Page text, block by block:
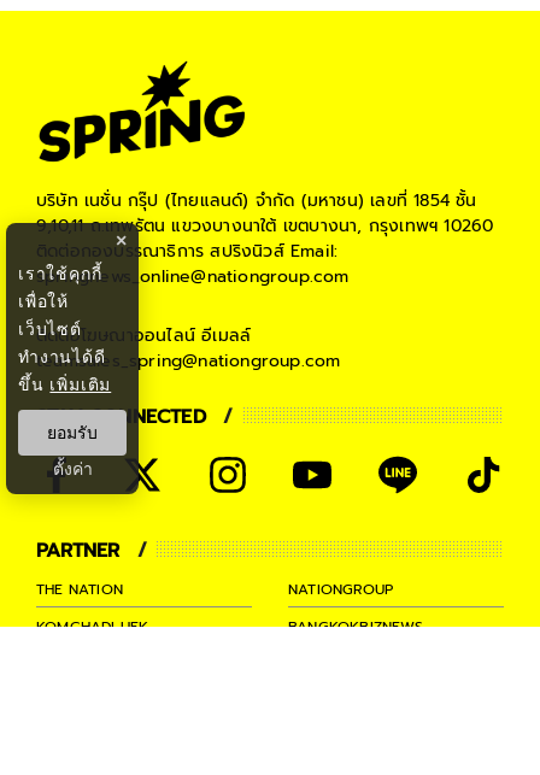
บริษัท เนชั่น กรุ๊ป (ไทยแลนด์) จำกัด (มหาชน) เลขที่ 1854 ชั้น
9,10,11 ถ.เทพรัตน แขวงบางนาใต้ เขตบางนา, กรุงเทพฯ 10260
ติดต่อกองบรรณาธิการ สปริงนิวส์Email:
springnews_online@nationgroup.com
ติดต่อโฆษณาออนไลน์ อีเมลล์
teamsales_spring@nationgroup.com
STAY CONNECTED
PARTNER
THE NATION
NATIONGROUP
KOMCHADLUEK
BANGKOKBIZNEWS
×
เราใช้คุกกี้
เพื่อให้
เว็บไซต์
ทำงานได้ดี
ขึ้น เพิ่มเติม
ยอมรับ
ตั้งค่า